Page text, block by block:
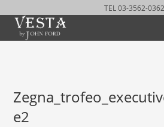
TEL 03-3562-0362
e2